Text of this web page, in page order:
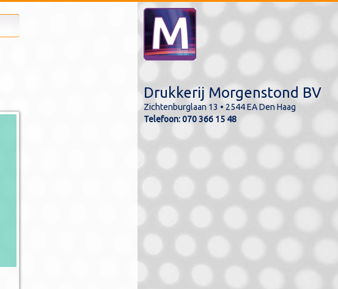
Drukkerij Morgenstond BV
Zichtenburglaan 13 • 2544 EA Den Haag
Telefoon:070 366 15 48